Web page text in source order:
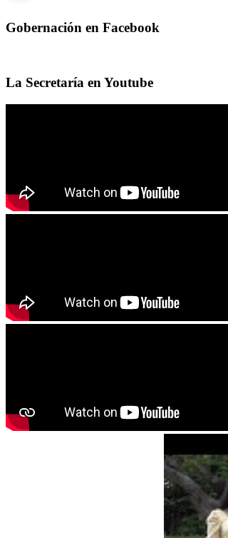
Gobernación en Facebook
La Secretaría en Youtube